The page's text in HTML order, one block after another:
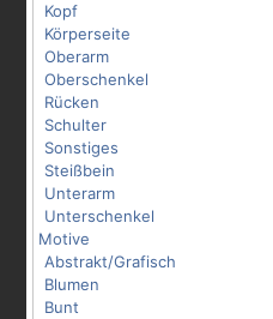
Kopf
Körperseite
Oberarm
Oberschenkel
Rücken
Schulter
Sonstiges
Steißbein
Unterarm
Unterschenkel
Motive
Abstrakt/Grafisch
Blumen
Bunt